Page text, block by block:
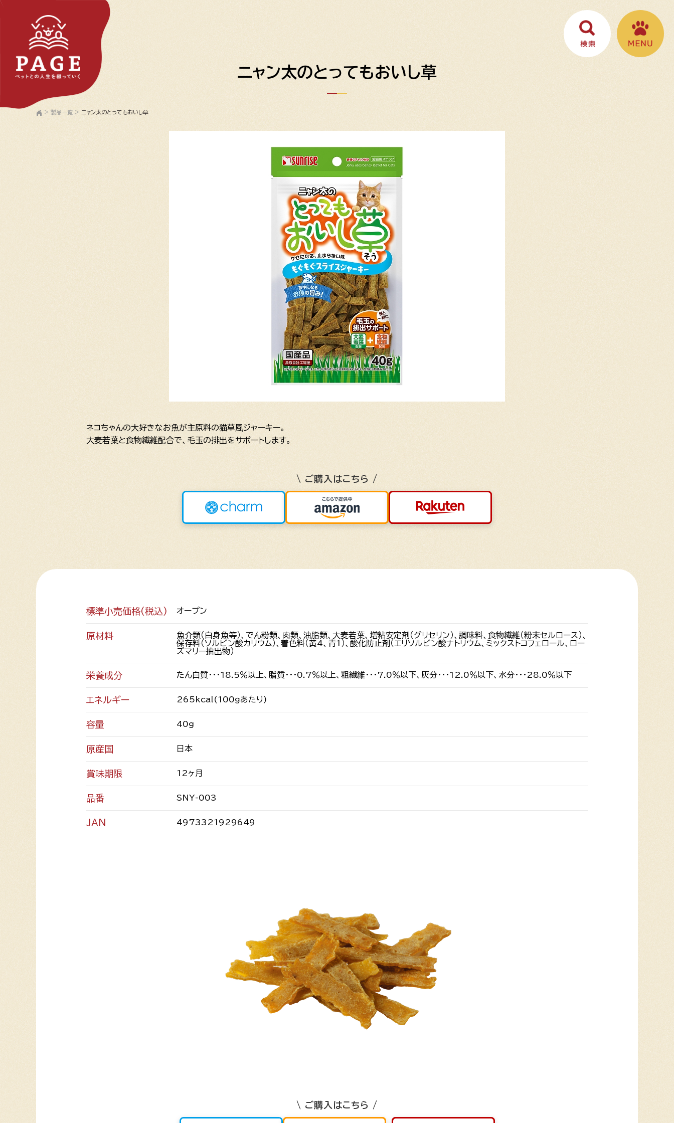
ニャン太のとってもおいし草
> 製品一覧 > ニャン太のとってもおいし草
ネコちゃんの大好きなお魚が主原料の猫草風ジャーキー。
大麦若葉と食物繊維配合で、毛玉の排出をサポートします。
\ ご購入はこちら /
標準小売価格(税込) オープン
原材料
魚介類（白身魚等）、でん粉類、肉類、油脂類、大麦若葉、増粘安定剤（グリセリン）、調味料、食物繊維（粉末セルロース）、
保存料（ソルビン酸カリウム）、着色料（黄4、青1）、酸化防止剤（エリソルビン酸ナトリウム、ミックストコフェロール、ロー
ズマリー抽出物）
栄養成分 たん白質・・・18.5％以上、脂質・・・0.7％以上、粗繊維・・・7.0％以下、灰分・・・12.0％以下、水分・・・28.0％以下
エネルギー 265kcal(100ｇあたり)
容量 40g
原産国 日本
賞味期限 12ヶ月
品番 SNY-003
JAN 4973321929649
\ ご購入はこちら /